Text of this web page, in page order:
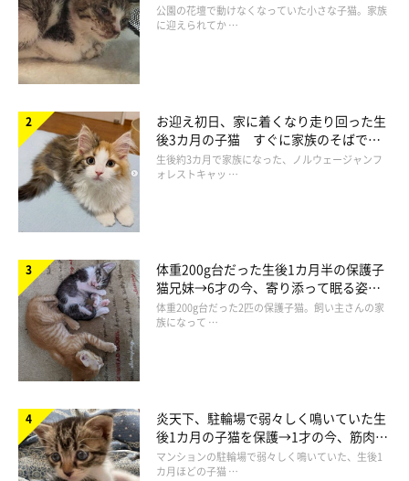
5才のころに撮影したまめさん。「お腹を毛づくろいしていて、ちょっと休
憩していたところ」を収めた一枚。
保護から3年が経ったまめさん。今ではお腹を触ってもリラック
スしたまま受け入れてくれるようになり、“猫パンチ”のときも爪
をまったく出さなくなったそうです。
と“姉妹”のような関係に
公園の花壇で動けなくなっていた小さな子猫。家族
に迎えられてか …
お迎え初日、家に着くなり走り回った生
後3カ月の子猫 すぐに家族のそばで落
ち着く姿に「迎えてよかった」
生後約3カ月で家族になった、ノルウェージャンフ
ォレストキャッ …
体重200g台だった生後1カ月半の保護子
猫兄妹→6才の今、寄り添って眠る姿に
ほっこり！
体重200g台だった2匹の保護子猫。飼い主さんの家
族になって …
炎天下、駐輪場で弱々しく鳴いていた生
後1カ月の子猫を保護→1才の今、筋肉質
でツンデレなコに成長
マンションの駐輪場で弱々しく鳴いていた、生後1
カ月ほどの子猫 …